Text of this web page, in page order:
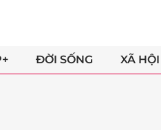
ĐỜI SỐNG XÃ HỘI